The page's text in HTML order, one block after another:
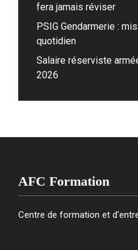
fera jamais réviser
PSIG Gendarmerie :
quotidien
Salaire réserviste
2026
AFC Formation
Centre de formation et